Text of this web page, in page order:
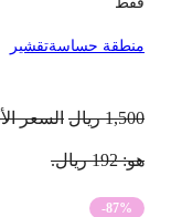
حساسةتقشير
ريال السعر الأصلي هو:
-87%